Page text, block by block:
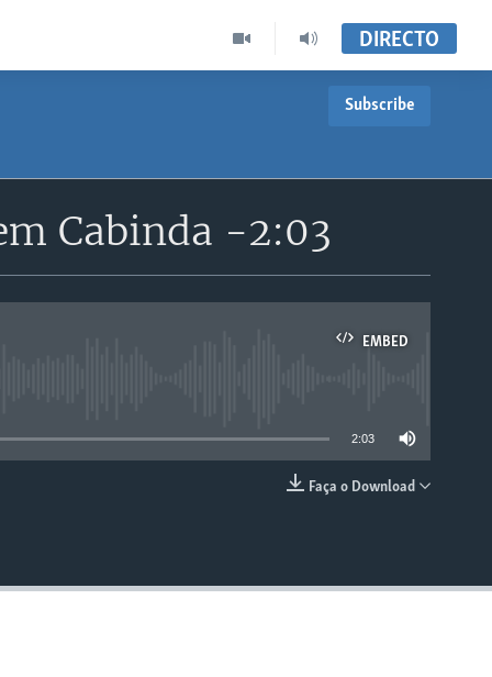
DIRECTO
Subscribe
Cabinda -2:03
EMBED
2:03
Faça o Download